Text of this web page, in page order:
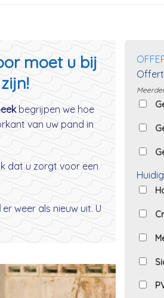
moet u bij
begrijpen we hoe
van uw pand in
dat u zorgt voor een
er weer als nieuw uit. U